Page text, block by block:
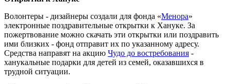
Волонтеры - дизайнеры создали для фонда «Менора»
электронные поздравительные открытки к Хануке. За
пожертвование можно скачать эти открытки или поздравить
ими близких - фонд отправит их по указанному адресу.
Средства направят на акцию Чудо до востребования -
ханукальные подарки для детей из семей, оказавшихся в
трудной ситуации.